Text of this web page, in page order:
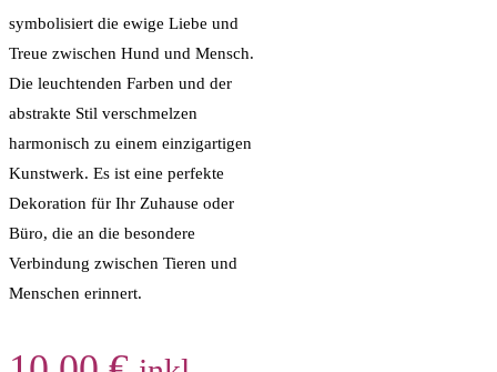
symbolisiert die ewige Liebe und
Treue zwischen Hund und Mensch.
Die leuchtenden Farben und der
abstrakte Stil verschmelzen
harmonisch zu einem einzigartigen
Kunstwerk. Es ist eine perfekte
Dekoration für Ihr Zuhause oder
Büro, die an die besondere
Verbindung zwischen Tieren und
Menschen erinnert.